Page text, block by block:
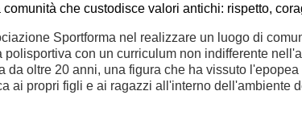
che custodisce valori antichi: rispetto,
Sportforma nel realizzare un luogo di
con un curriculum non indifferente
da oltre 20 anni, una figura che ha vissuto
ai propri figli e ai ragazzi all'interno